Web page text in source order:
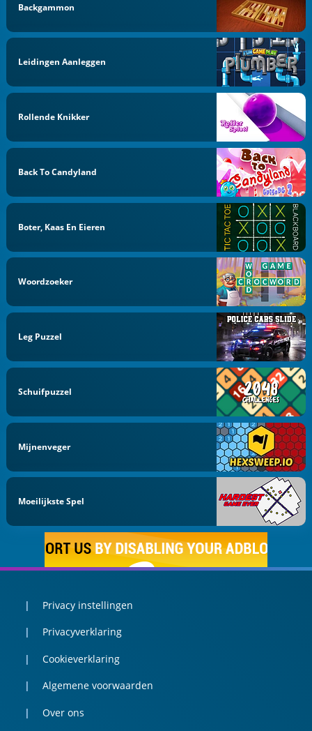
Backgammon
Leidingen Aanleggen
Rollende Knikker
Back To Candyland
Boter, Kaas En Eieren
Woordzoeker
Leg Puzzel
Schuifpuzzel
Mijnenveger
Moeilijkste Spel
Privacy instellingen
Privacyverklaring
Cookieverklaring
Algemene voorwaarden
Over ons